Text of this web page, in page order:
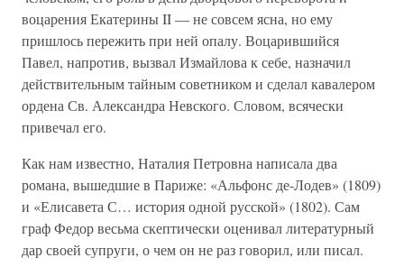
воцарения Екатерины II — не совсем ясна, но ему
пришлось пережить при ней опалу. Воцарившийся
Павел, напротив, вызвал Измайлова к себе, назначил
действительным тайным советником и сделал кавалером
ордена Св. Александра Невского. Словом, всячески
привечал его.
Как нам известно, Наталия Петровна написала два
романа, вышедшие в Париже: «Альфонс де-Лодев» (1809)
и «Елисавета С… история одной русской» (1802). Сам
граф Федор весьма скептически оценивал литературный
дар своей супруги, о чем он не раз говорил, или писал.